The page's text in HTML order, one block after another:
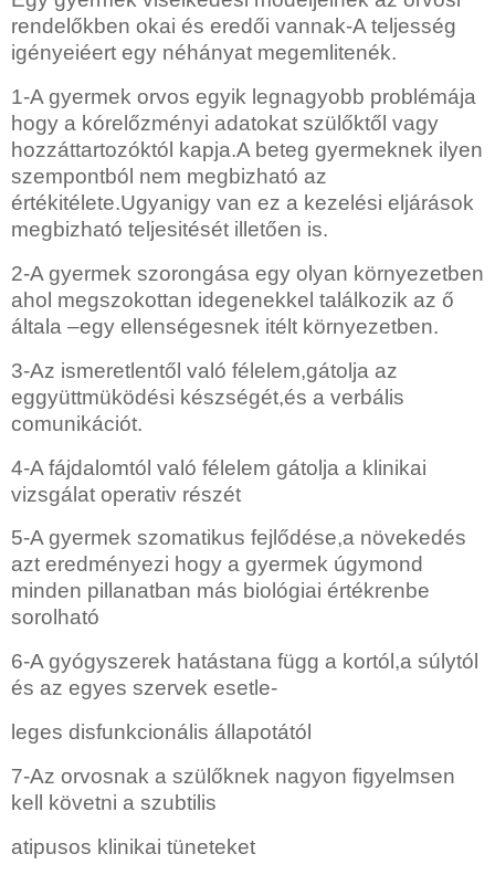
rendelőkben okai és eredői vannak-A teljesség
igényeiéert egy néhányat megemlitenék.
1-A gyermek orvos egyik legnagyobb problémája
hogy a kórelőzményi adatokat szülőktől vagy
hozzáttartozóktól kapja.A beteg gyermeknek ilyen
szempontból nem megbizható az
értékitélete.Ugyanigy van ez a kezelési eljárások
megbizható teljesitését illetően is.
2-A gyermek szorongása egy olyan környezetben
ahol megszokottan idegenekkel találkozik az ő
általa –egy ellenségesnek itélt környezetben.
3-Az ismeretlentől való félelem,gátolja az
eggyüttmüködési készségét,és a verbális
comunikációt.
4-A fájdalomtól való félelem gátolja a klinikai
vizsgálat operativ részét
5-A gyermek szomatikus fejlődése,a növekedés
azt eredményezi hogy a gyermek úgymond
minden pillanatban más biológiai értékrenbe
sorolható
6-A gyógyszerek hatástana függ a kortól,a súlytól
és az egyes szervek esetle-
leges disfunkcionális állapotától
7-Az orvosnak a szülőknek nagyon figyelmsen
kell követni a szubtilis
atipusos klinikai tüneteket